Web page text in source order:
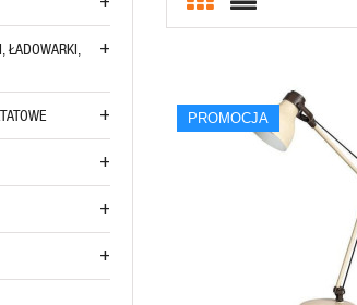
ŁADOWARKI,
PROMOCJA
QUICK